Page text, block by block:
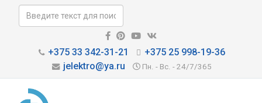
+375 33 342-31-21
+375 25 998-19-36
jelektro@ya.ru
Пн. - Вс. - 24/7/365